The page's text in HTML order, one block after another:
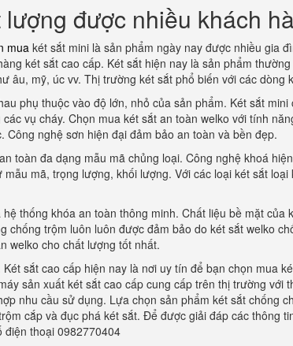
được nhiều khách
mua két sắt mini là sản phẩm ngày nay được nhiều gia
két sắt cao cấp. Két sắt hiện nay là sản phẩm
mỹ, úc vv. Thị trường két sắt phổ biến với các dòng
phụ thuộc vào độ lớn, nhỏ của sản phẩm. Két sắt
vụ cháy. Chọn mua két sắt an toàn welko với tính
nghệ sơn hiện đại đảm bảo an toàn và bền đẹp.
toàn đa dạng mẫu mã chủng loại. Công nghệ khoá
mã, trọng lượng, khối lượng. Với các loại két sắt
thống khóa an toàn thông minh. Chất liệu bề mặt
trộm luôn luôn được đảm bảo do két sắt welko
welko cho chất lượng tốt nhất.
sắt cao cấp hiện nay là nơi uy tín để bạn chọn mua
sản xuất két sắt cao cấp cung cấp trên thị trường với
nhu cầu sử dụng. Lựa chọn sản phẩm két sắt chống
cắp và đục phá két sắt. Để được giải đáp các thông
điện thoại 0982770404